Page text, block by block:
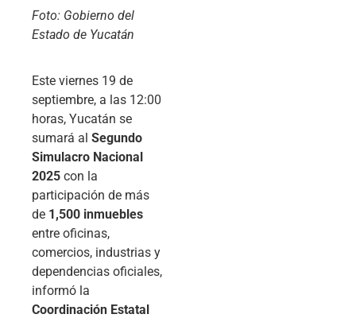
Foto: Gobierno del
Estado de Yucatán
Este viernes 19 de
septiembre, a las 12:00
horas, Yucatán se
sumará al Segundo
Simulacro Nacional
2025 con la
participación de más
de 1,500 inmuebles
entre oficinas,
comercios, industrias y
dependencias oficiales,
informó la
Coordinación Estatal